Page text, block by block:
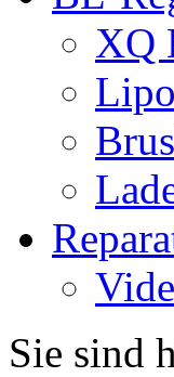
XQ
Sie sind